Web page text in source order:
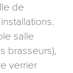
de
salle
brasseurs),
verrier